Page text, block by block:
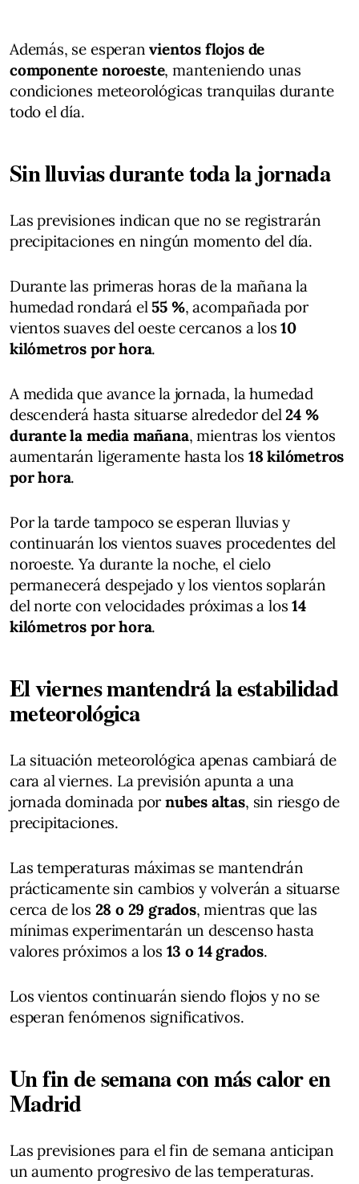
Además, se esperanvientos flojos de
componente noroeste, manteniendo unas
condiciones meteorológicas tranquilas durante
todo el día.
Sin lluvias durante toda la jornada
Las previsiones indican que no se registrarán
precipitaciones en ningún momento del día.
Durante las primeras horas de la mañana la
humedad rondará el55 %, acompañada por
vientos suaves del oeste cercanos a los10
kilómetros por hora.
A medida que avance la jornada, la humedad
descenderá hasta situarse alrededor del24 %
durante la media mañana, mientras los vientos
aumentarán ligeramente hasta los 18 kilómetros
por hora.
Por la tarde tampoco se esperan lluvias y
continuarán los vientos suaves procedentes del
noroeste. Ya durante la noche, el cielo
permanecerá despejado y los vientos soplarán
del norte con velocidades próximas a los14
kilómetros por hora.
El viernes mantendrá la estabilidad
meteorológica
La situación meteorológica apenas cambiará de
cara al viernes. La previsión apunta a una
jornada dominada pornubes altas, sin riesgo de
precipitaciones.
Las temperaturas máximas se mantendrán
prácticamente sin cambios y volverán a situarse
cerca de los 28 o 29 grados, mientras que las
mínimas experimentarán un descenso hasta
valores próximos a los 13 o 14 grados.
Los vientos continuarán siendo flojos y no se
esperan fenómenos significativos.
Un fin de semana con más calor en
Madrid
Las previsiones para el fin de semana anticipan
un aumento progresivo de las temperaturas.